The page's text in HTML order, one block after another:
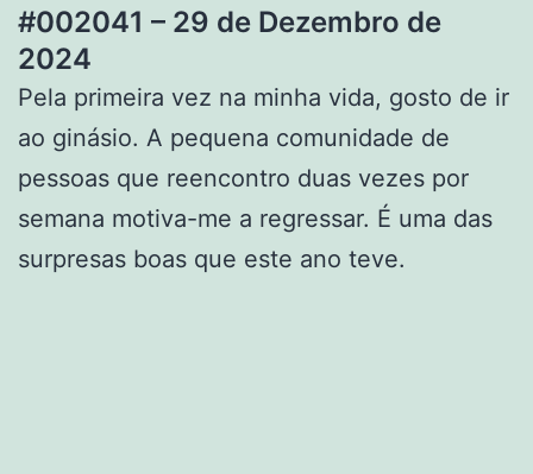
#002041 – 29 de Dezembro de
2024
Pela primeira vez na minha vida, gosto de ir
ao ginásio. A pequena comunidade de
pessoas que reencontro duas vezes por
semana motiva-me a regressar. É uma das
surpresas boas que este ano teve.